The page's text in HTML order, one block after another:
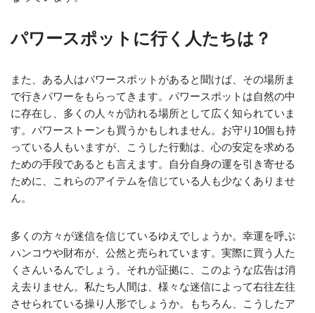
パワースポットに行く人たちは？
また、ある人はパワースポットがあると聞けば、その場所ま
で行きパワーをもらってきます。パワースポットは自然の中
に存在し、多くの人々が訪れる場所として広く知られていま
す。パワーストーンも買うかもしれません。お守り10個も持
っている人もいますが、こうした行動は、心の安定を求める
ための手段であるとも言えます。自分自身の運を引き寄せる
ために、これらのアイテムを信じている人も少なくありませ
ん。
多くの方々が迷信を信じているゆえでしょうか。幸運を呼ぶ
ハンコウや財布が、公然と売られています。実際に買う人た
くさんいるんでしょう。それが証拠に、このような広告は消
え去りません。私たち人間は、様々な迷信によって右往左往
させられている操り人形でしょうか。もちろん、こうしたア